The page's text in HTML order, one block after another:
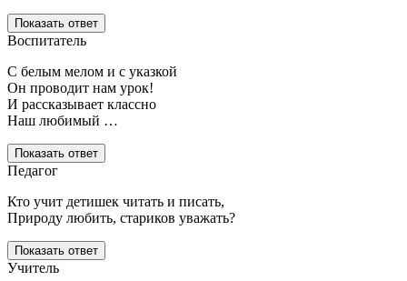
Показать ответ
Воспитатель
С белым мелом и с указкой
Он проводит нам урок!
И рассказывает классно
Наш любимый …
Показать ответ
Педагог
Кто учит детишек читать и писать,
Природу любить, стариков уважать?
Показать ответ
Учитель